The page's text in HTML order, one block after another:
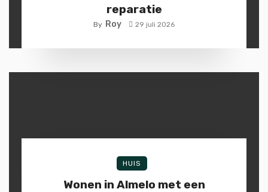
reparatie
By Roy 29 juli 2026
HUIS
Wonen in Almelo met een